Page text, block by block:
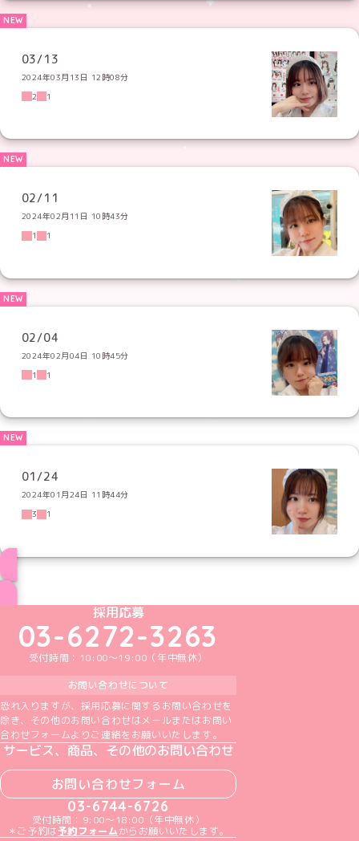
03/13
2024年03月13日 12時08分
2
1
02/11
2024年02月11日 10時43分
1
1
02/04
2024年02月04日 10時45分
1
1
01/24
2024年01月24日 11時44分
3
1
めいどりーみんTikTok公式アカウント
めいどりーみんX公式アカウント
めいどりーみんInstagram公式アカウント
めいどりーみんFacebook公式アカウン
めいどりーみんYouTube公式アカ
採用応募
03-6272-3263
受付時間：10:00～19:00（年中無休）
お問い合わせについて
恐れ入りますが、採用応募に関するお問い合わせを
除き、その他のお問い合わせはメールまたはお問い
合わせフォームよりご連絡をお願いいたします。
サービス、商品、その他のお問い合わせ
お問い合わせフォーム
03-6744-6726
受付時間：9:00～18:00（年中無休）
＊ご予約は予約フォームからお願いいたします。